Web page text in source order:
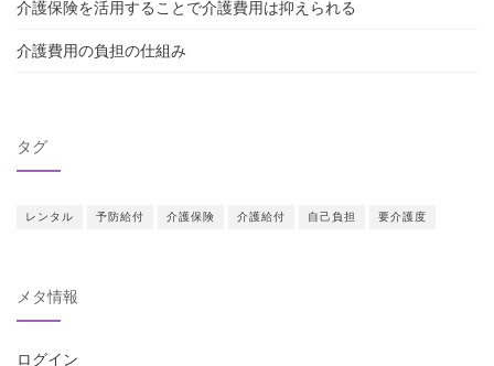
介護保険を活用することで介護費用は抑えられる
介護費用の負担の仕組み
タグ
レンタル 予防給付 介護保険 介護給付 自己負担 要介護度
メタ情報
ログイン